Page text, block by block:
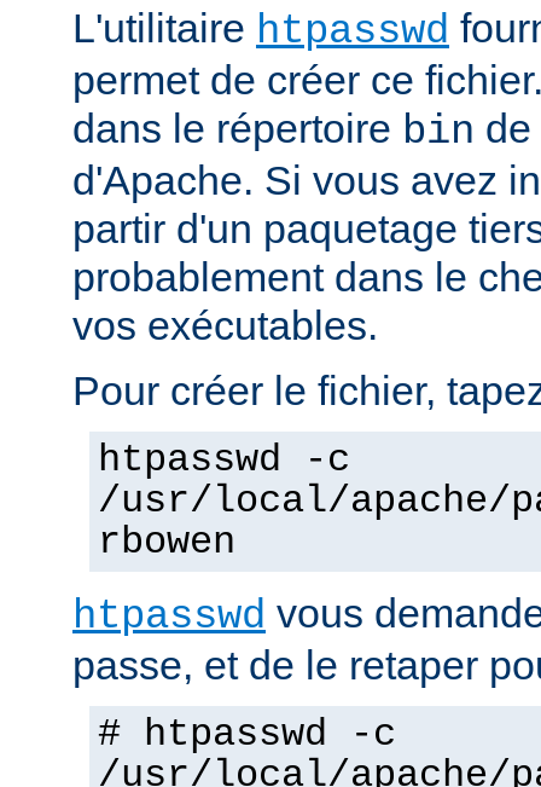
L'utilitaire htpasswd
permet de créer ce
dans le répertoire bin
d'Apache. Si vous avez
partir d'un paquetage
probablement dans le
vos exécutables.
Pour créer le fichier,
htpasswd -c
/usr/local/apache/
rbowen
htpasswd vous
passe, et de le retaper
# htpasswd -c
/usr/local/apache/